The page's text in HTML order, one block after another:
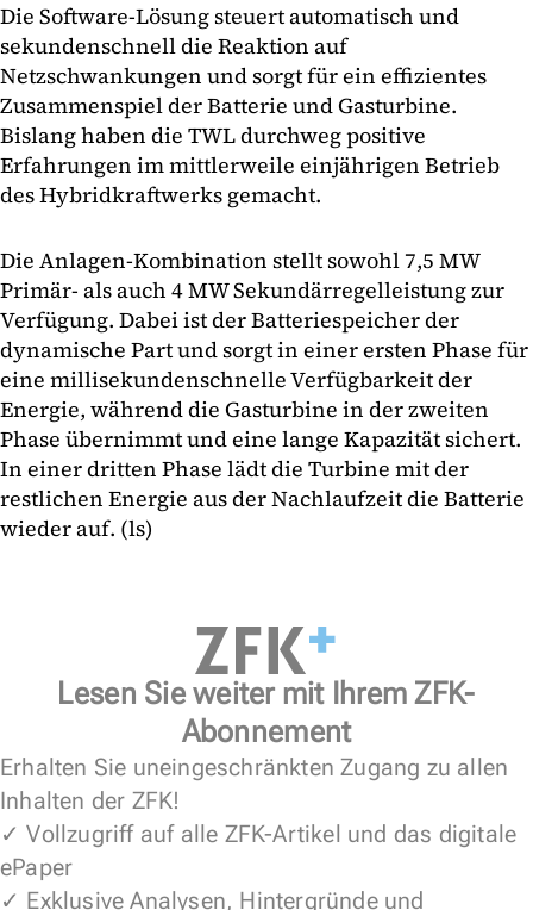
Die Software-Lösung steuert automatisch und
sekundenschnell die Reaktion auf
Netzschwankungen und sorgt für ein effizientes
Zusammenspiel der Batterie und Gasturbine.
Bislang haben die TWL durchweg positive
Erfahrungen im mittlerweile einjährigen Betrieb
des Hybridkraftwerks gemacht.
Die Anlagen-Kombination stellt sowohl 7,5 MW
Primär- als auch 4 MW Sekundärregelleistung zur
Verfügung. Dabei ist der Batteriespeicher der
dynamische Part und sorgt in einer ersten Phase für
eine millisekundenschnelle Verfügbarkeit der
Energie, während die Gasturbine in der zweiten
Phase übernimmt und eine lange Kapazität sichert.
In einer dritten Phase lädt die Turbine mit der
restlichen Energie aus der Nachlaufzeit die Batterie
wieder auf. (ls)
Lesen Sie weiter mit Ihrem ZFK-
Abonnement
Erhalten Sie uneingeschränkten Zugang zu allen
Inhalten der ZFK!
✓ Vollzugriff auf alle ZFK-Artikel und das digitale
ePaper
✓ Exklusive Analysen, Hintergründe und